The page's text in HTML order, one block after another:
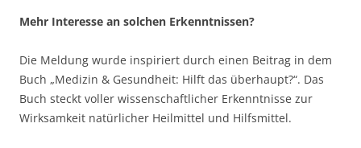
Mehr Interesse an solchen Erkenntnissen?
Die Meldung wurde inspiriert durch einen Beitrag in dem
Buch „Medizin & Gesundheit: Hilft das überhaupt?“. Das
Buch steckt voller wissenschaftlicher Erkenntnisse zur
Wirksamkeit natürlicher Heilmittel und Hilfsmittel.